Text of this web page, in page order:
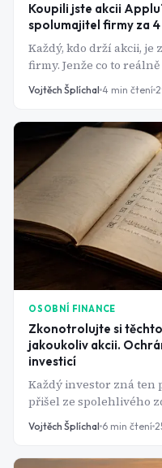
Koupili jste akcii
spolumajitel firmy za
Každý, kdo drží akcii, je
firmy. Jenže co to
víc, než si většina lidí
Vojtěch Šplíchal 4 min čtení
OSOBNÍ FINANCE
Zkonotrolujte si
jakoukoliv akcii.
investicí
Každý investor zná ten
přišel ze spolehlivého
tlačítku. Právě tehdy je
Vojtěch Šplíchal 6 min čtení